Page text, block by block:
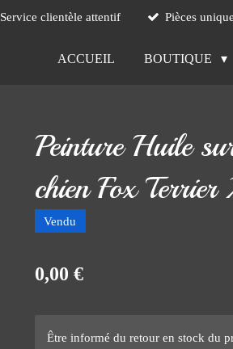
Service clientèle attentif Pièces
ACCUEIL BOUTIQUE
Peinture Huile
chien Fox Terrier
Vendu
0,00 €
Être informé du retour en stock du